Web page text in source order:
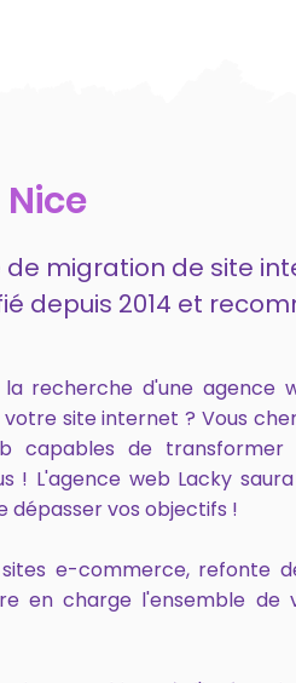
Nice
de migration de site
depuis 2014 et
recherche d'une agence
site internet ? Vous
capables de
! L'agence web Lacky
dépasser vos objectifs !
sites e-commerce, refonte
en charge l'ensemble de